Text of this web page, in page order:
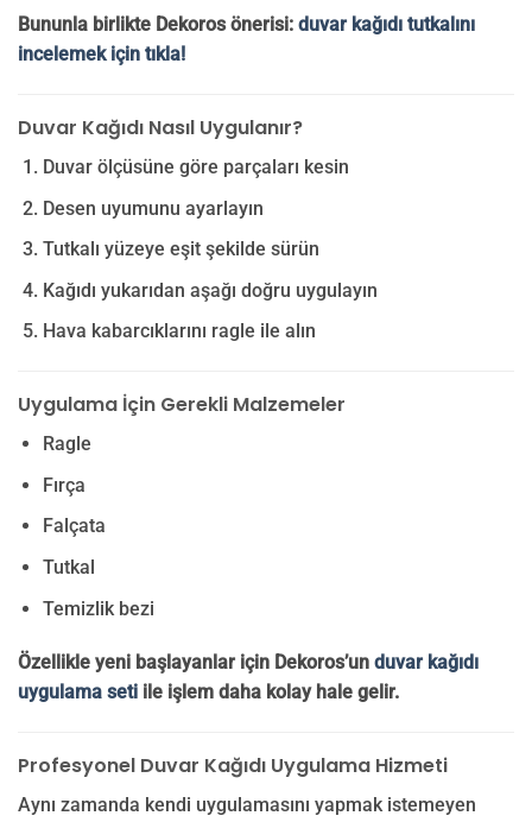
Bununla birlikte Dekoros önerisi: duvar kağıdı tutkalını
incelemek için tıkla!
Duvar Kağıdı Nasıl Uygulanır?
Duvar ölçüsüne göre parçaları kesin
Desen uyumunu ayarlayın
Tutkalı yüzeye eşit şekilde sürün
Kağıdı yukarıdan aşağı doğru uygulayın
Hava kabarcıklarını ragle ile alın
Uygulama İçin Gerekli Malzemeler
Ragle
Fırça
Falçata
Tutkal
Temizlik bezi
Özellikle yeni başlayanlar için Dekoros’un duvar kağıdı
uygulama seti ile işlem daha kolay hale gelir.
Profesyonel Duvar Kağıdı Uygulama Hizmeti
Aynı zamanda kendi uygulamasını yapmak istemeyen